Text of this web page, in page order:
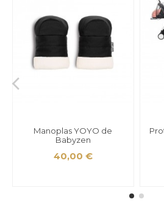
Manoplas YOYO de
Babyzen
40,00 €